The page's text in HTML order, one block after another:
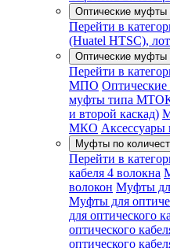
Оптические муфты
Перейти в
(Huatel HTSC),
Оптические
Перейти в
МПО
муфты типа
и второй каскад)
МКО Аксессуары
Муфты по
Перейти в
кабеля 4 волокна
волокон Муфты
Муфты для
для оптического
оптического
оптического